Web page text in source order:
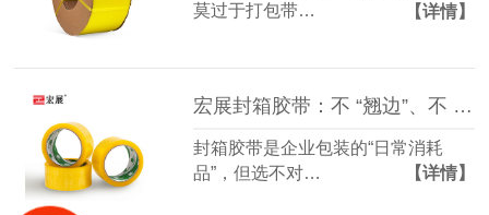
莫过于打包带…
【详情】
宏展封箱胶带：不 “翘边”、不 “透胶”，20 年专注做好每一卷 “封口利器”
封箱胶带是企业包装的“日常消耗
品”，但选不对…
【详情】